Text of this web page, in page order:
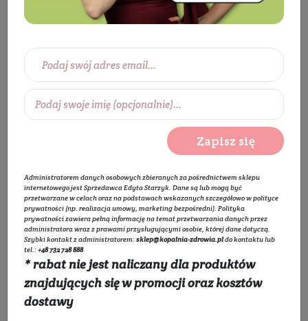
BESTSELLER
Regenerująca pomadka
ochronna do ust
Zapisz się
Administratorem danych osobowych zbieranych za pośrednictwem sklepu
internetowego jest Sprzedawca Edyta Starzyk. Dane są lub mogą być
przetwarzane w celach oraz na podstawach wskazanych szczegółowo wpolityce
prywatności (np. realizacja umowy, marketing bezpośredni). Polityka
prywatnościzawiera pełną informację na temat przetwarzania danych przez
administratora wraz z prawami przysługującymi osobie, której dane dotyczą.
Szybki kontakt z administratorem:sklep@kopalnia-zdrowia.pldo kontaktu lub
tel.:+48 732 728 888
* rabat nie jest naliczany dla produktów
znajdujących się w promocji oraz kosztów
dostawy